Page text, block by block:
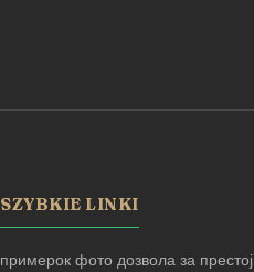
SZYBKIE LINKI
примерок фото дозвола за престој